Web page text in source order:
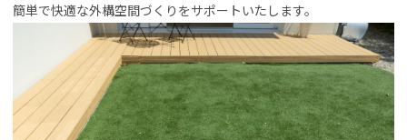
簡単で快適な外構空間づくりをサポートいたします。